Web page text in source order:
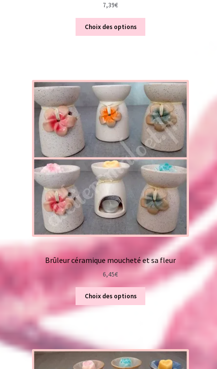
7,39€
Choix des options
Brûleur céramique moucheté et sa fleur
6,45€
Choix des options